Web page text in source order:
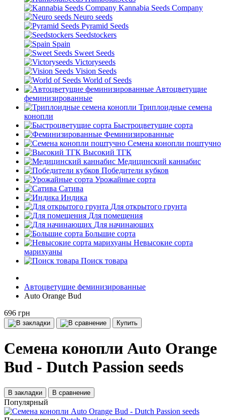
Kannabia Seeds Company
Neuro seeds
Pyramid Seeds
Seedstockers
Spain
Sweet Seeds
Victoryseeds
Vision Seeds
World of Seeds
Автоцветущие
феминизированные
Триплоидные семена
конопли
Быстроцветущие сорта
Феминизированные
Семена конопли поштучно
Высокий ТГК
Медицинский каннабис
Победители кубков
Урожайные сорта
Сатива
Индика
Для открытого грунта
Для помещения
Для начинающих
Большие сорта
Невысокие сорта
марихуаны
Поиск товара
Автоцветущие феминизированные
Auto Orange Bud
696 грн
Купить
Семена конопли Auto Orange
Bud - Dutch Passion seeds
В закладки В сравнение
Популярный